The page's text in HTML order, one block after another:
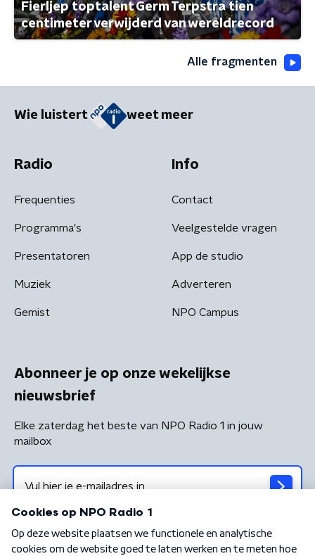
Fierljep toptalent Germ Terpstra tien
centimeter verwijderd van wereldrecord
Alle fragmenten
Wie luistert weet meer
Radio
Frequenties
Programma's
Presentatoren
Muziek
Gemist
Info
Contact
Veelgestelde vragen
App de studio
Adverteren
NPO Campus
Abonneer je op onze wekelijkse
nieuwsbrief
Elke zaterdag het beste van NPO Radio 1 in jouw
mailbox